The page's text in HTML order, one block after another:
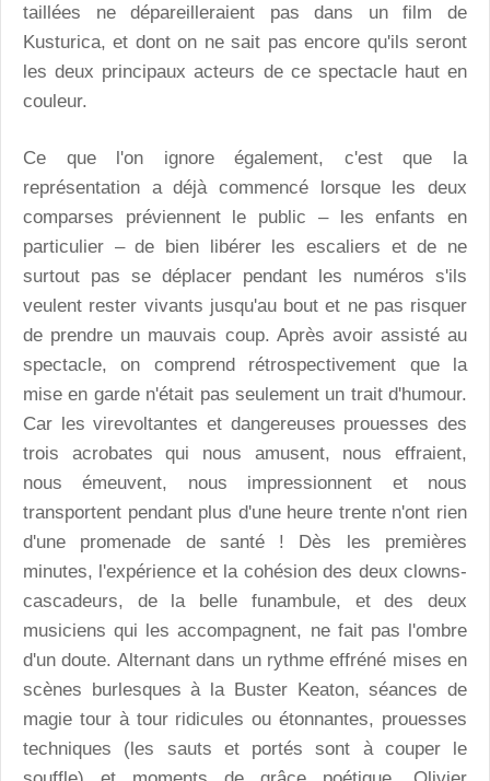
taillées ne dépareilleraient pas dans un film de
Kusturica, et dont on ne sait pas encore qu'ils seront
les deux principaux acteurs de ce spectacle haut en
couleur.
Ce que l'on ignore également, c'est que la
représentation a déjà commencé lorsque les deux
comparses préviennent le public – les enfants en
particulier – de bien libérer les escaliers et de ne
surtout pas se déplacer pendant les numéros s'ils
veulent rester vivants jusqu'au bout et ne pas risquer
de prendre un mauvais coup. Après avoir assisté au
spectacle, on comprend rétrospectivement que la
mise en garde n'était pas seulement un trait d'humour.
Car les virevoltantes et dangereuses prouesses des
trois acrobates qui nous amusent, nous effraient,
nous émeuvent, nous impressionnent et nous
transportent pendant plus d'une heure trente n'ont rien
d'une promenade de santé ! Dès les premières
minutes, l'expérience et la cohésion des deux clowns-
cascadeurs, de la belle funambule, et des deux
musiciens qui les accompagnent, ne fait pas l'ombre
d'un doute. Alternant dans un rythme effréné mises en
scènes burlesques à la Buster Keaton, séances de
magie tour à tour ridicules ou étonnantes, prouesses
techniques (les sauts et portés sont à couper le